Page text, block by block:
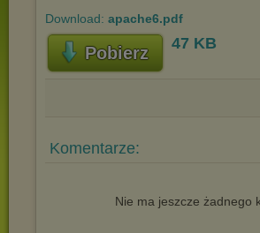
Download: apache6.pdf
Pobierz 47 KB
Komentarze:
Nie ma jeszcze żadnego